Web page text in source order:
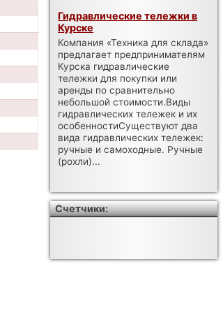
Гидравлические тележки в
Курске
Компания «Техника для склада»
предлагает предпринимателям
Курска гидравлические
тележки для покупки или
аренды по сравнительно
небольшой стоимости.Виды
гидравлических тележек и их
особенностиСуществуют два
вида гидравлических тележек:
ручные и самоходные. Ручные
(рохли)...
Счетчики: